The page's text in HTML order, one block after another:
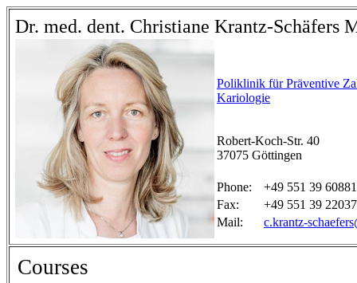
Dr. med. dent. Christiane Krantz-Schäfers
Poliklinik für Präventive
Kariologie
Robert-Koch-Str. 40
37075 Göttingen
Phone:
+49 551 39 60881
Fax:
+49 551 39 22037
Mail:
c.krantz-
Courses